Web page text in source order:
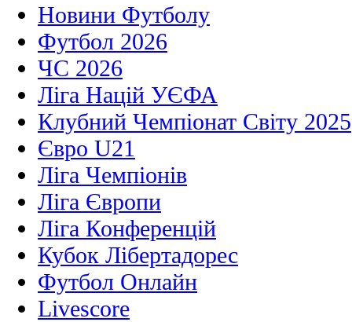
Новини Футболу
Футбол 2026
ЧС 2026
Ліга Націй УЄФА
Клубний Чемпіонат Світу 2025
Євро U21
Ліга Чемпіонів
Ліга Європи
Ліга Конференцій
Кубок Лібертадорес
Футбол Онлайн
Livescore